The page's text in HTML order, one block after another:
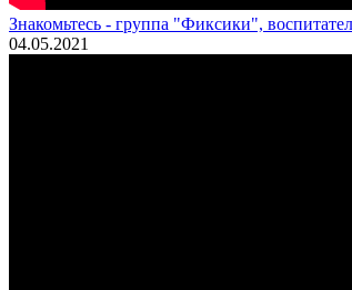
Знакомьтесь - группа "Фиксики",
04.05.2021